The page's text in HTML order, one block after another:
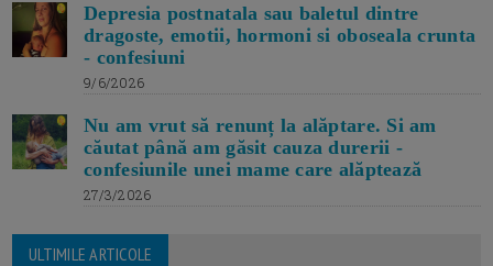
Depresia postnatala sau baletul dintre
dragoste, emotii, hormoni si oboseala crunta
- confesiuni
9/6/2026
Nu am vrut să renunț la alăptare. Si am
căutat până am găsit cauza durerii -
confesiunile unei mame care alăptează
27/3/2026
ULTIMILE ARTICOLE